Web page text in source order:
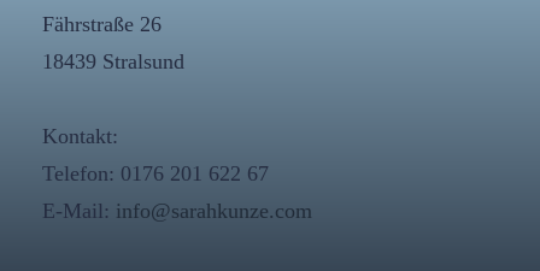
Fährstraße 26
18439 Stralsund
Kontakt:
Telefon: 0176 201 622 67
E-Mail: info@sarahkunze.com